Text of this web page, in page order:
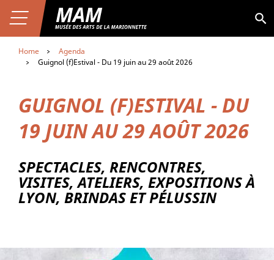
main
Aller au contenu
Aller au premier menu de navigation
Aller au second menu de navigation
Premier niveau de navigation
Aller à la page du musée
Ouvrir le menu
Home
Agenda
Guignol (f)Estival - Du 19 juin au 29 août 2026
GUIGNOL (F)ESTIVAL - DU
19 JUIN AU 29 AOÛT 2026
SPECTACLES, RENCONTRES,
VISITES, ATELIERS, EXPOSITIONS À
LYON, BRINDAS ET PÉLUSSIN